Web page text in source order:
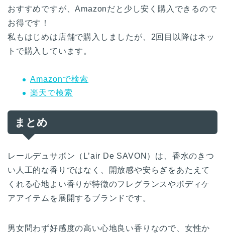
おすすめですが、Amazonだと少し安く購入できるので
お得です！
私もはじめは店舗で購入しましたが、2回目以降はネッ
トで購入しています。
Amazonで検索
楽天で検索
まとめ
レールデュサボン（L’air De SAVON）は、香水のきつ
い人工的な香りではなく、開放感や安らぎをあたえて
くれる心地よい香りが特徴のフレグランスやボディケ
アアイテムを展開するブランドです。
男女問わず好感度の高い心地良い香りなので、女性か